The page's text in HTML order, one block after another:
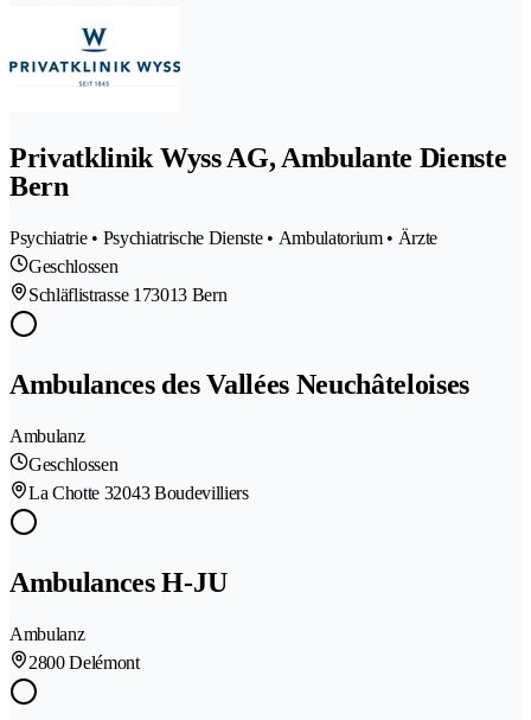
Privatklinik Wyss AG, Ambulante Dienste
Bern
Psychiatrie • Psychiatrische Dienste • Ambulatorium • Ärzte
Geschlossen
Schläflistrasse 173013 Bern
Ambulances des Vallées Neuchâteloises
Ambulanz
Geschlossen
La Chotte 32043 Boudevilliers
Ambulances H-JU
Ambulanz
2800 Delémont